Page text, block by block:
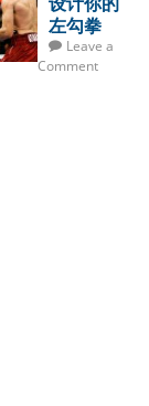
左勾拳
Leave a
Comment